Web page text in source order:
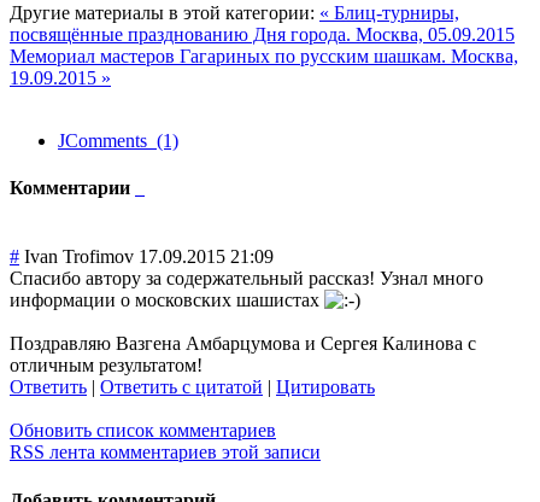
Другие материалы в этой категории: « Блиц-турниры,
посвящённые празднованию Дня города. Москва, 05.09.2015
Мемориал мастеров Гагариных по русским шашкам. Москва,
19.09.2015 »
JComments (1)
Комментарии
# Ivan Trofimov 17.09.2015 21:09
Спасибо автору за содержательный рассказ! Узнал много
информации о московских шашистах
Поздравляю Вазгена Амбарцумова и Сергея Калинова с
отличным результатом!
Ответить | Ответить с цитатой | Цитировать
Обновить список комментариев
RSS лента комментариев этой записи